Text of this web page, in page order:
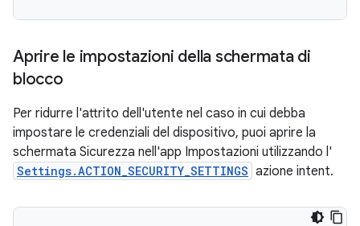
Aprire le impostazioni della schermata di
blocco
Per ridurre l'attrito dell'utente nel caso in cui debba
impostare le credenziali del dispositivo, puoi aprire la
schermata Sicurezza nell'app Impostazioni utilizzando l'
Settings.ACTION_SECURITY_SETTINGS azione intent.